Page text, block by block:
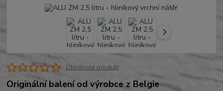
Ohodnotit produkt
Originální balení od výrobce z Belgie